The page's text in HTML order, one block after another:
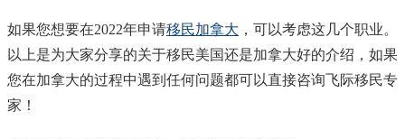
如果您想要在2022年申请移民加拿大 ，可以考虑这几个职业。
以上是为大家分享的关于​​移民美国还是加拿大好的介绍，如果
您在加拿大的过程中遇到任何问题都可以直接咨询飞际移民专
家！